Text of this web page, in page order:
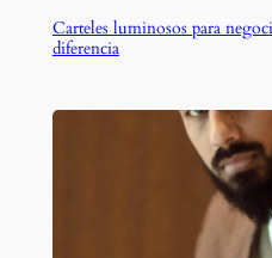
Carteles luminosos para
diferencia